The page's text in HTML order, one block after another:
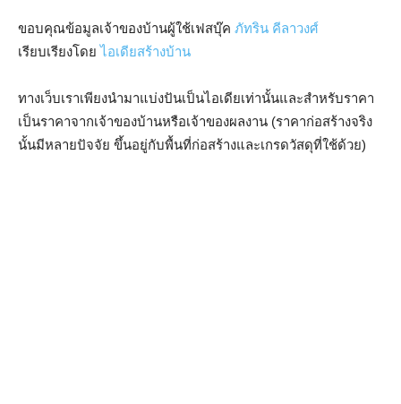
ขอบคุณข้อมูลเจ้าของบ้านผู้ใช้เฟสบุ๊ค ภัทริน คีลาวงศ์
เรียบเรียงโดยไอเดียสร้างบ้าน
ทางเว็บเราเพียงนำมาแบ่งปันเป็นไอเดียเท่านั้นและสำหรับราคา
เป็นราคาจากเจ้าของบ้านหรือเจ้าของผลงาน (ราคาก่อสร้างจริง
นั้นมีหลายปัจจัย ขึ้นอยู่กับพื้นที่ก่อสร้างและเกรดวัสดุที่ใช้ด้วย)